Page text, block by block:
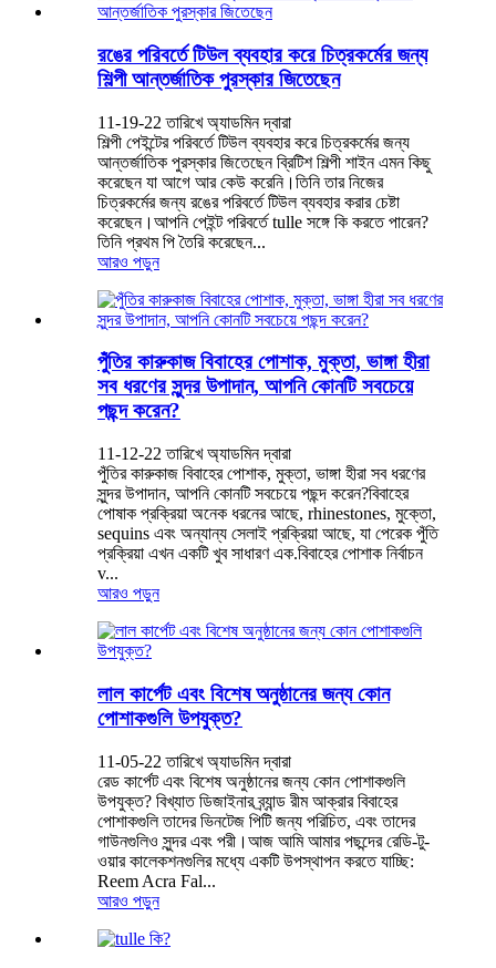
রঙের পরিবর্তে টিউল ব্যবহার করে চিত্রকর্মের জন্য
শিল্পী আন্তর্জাতিক পুরস্কার জিতেছেন
11-19-22 তারিখে অ্যাডমিন দ্বারা
শিল্পী পেইন্টের পরিবর্তে টিউল ব্যবহার করে চিত্রকর্মের জন্য
আন্তর্জাতিক পুরস্কার জিতেছেন ব্রিটিশ শিল্পী শাইন এমন কিছু
করেছেন যা আগে আর কেউ করেনি।তিনি তার নিজের
চিত্রকর্মের জন্য রঙের পরিবর্তে টিউল ব্যবহার করার চেষ্টা
করেছেন।আপনি পেইন্ট পরিবর্তে tulle সঙ্গে কি করতে পারেন?
তিনি প্রথম পি তৈরি করেছেন...
আরও পড়ুন
পুঁতির কারুকাজ বিবাহের পোশাক, মুক্তা, ভাঙ্গা হীরা
সব ধরণের সুন্দর উপাদান, আপনি কোনটি সবচেয়ে
পছন্দ করেন?
11-12-22 তারিখে অ্যাডমিন দ্বারা
পুঁতির কারুকাজ বিবাহের পোশাক, মুক্তা, ভাঙ্গা হীরা সব ধরণের
সুন্দর উপাদান, আপনি কোনটি সবচেয়ে পছন্দ করেন?বিবাহের
পোষাক প্রক্রিয়া অনেক ধরনের আছে, rhinestones, মুক্তো,
sequins এবং অন্যান্য সেলাই প্রক্রিয়া আছে, যা পেরেক পুঁতি
প্রক্রিয়া এখন একটি খুব সাধারণ এক.বিবাহের পোশাক নির্বাচন
v...
আরও পড়ুন
লাল কার্পেট এবং বিশেষ অনুষ্ঠানের জন্য কোন
পোশাকগুলি উপযুক্ত?
11-05-22 তারিখে অ্যাডমিন দ্বারা
রেড কার্পেট এবং বিশেষ অনুষ্ঠানের জন্য কোন পোশাকগুলি
উপযুক্ত? বিখ্যাত ডিজাইনার ব্র্যান্ড রীম আক্রার বিবাহের
পোশাকগুলি তাদের ভিনটেজ পিটি জন্য পরিচিত, এবং তাদের
গাউনগুলিও সুন্দর এবং পরী।আজ আমি আমার পছন্দের রেডি-টু-
ওয়ার কালেকশনগুলির মধ্যে একটি উপস্থাপন করতে যাচ্ছি:
Reem Acra Fal...
আরও পড়ুন